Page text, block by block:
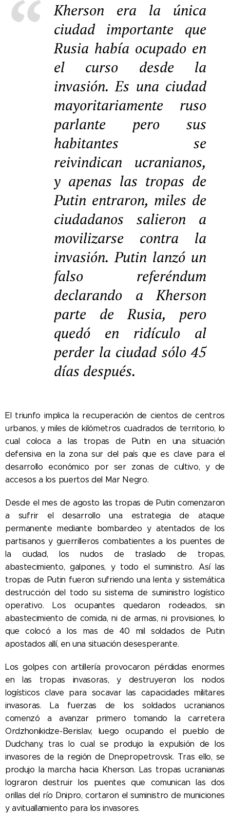
Kherson era la única
ciudad importante que
Rusia había ocupado en
el curso desde la
invasión. Es una ciudad
mayoritariamente ruso
parlante pero sus
habitantes se
reivindican ucranianos,
y apenas las tropas de
Putin entraron, miles de
ciudadanos salieron a
movilizarse contra la
invasión. Putin lanzó un
falso referéndum
declarando a Kherson
parte de Rusia, pero
quedó en ridículo al
perder la ciudad sólo 45
días después.
El triunfo implica la recuperación de cientos de centros
urbanos, y miles de kilómetros cuadrados de territorio, lo
cual coloca a las tropas de Putin en una situación
defensiva en la zona sur del país que es clave para el
desarrollo económico por ser zonas de cultivo, y de
accesos a los puertos del Mar Negro.
Desde el mes de agosto las tropas de Putin comenzaron
a sufrir el desarrollo una estrategia de ataque
permanente mediante bombardeo y atentados de los
partisanos y guerrilleros combatientes a los puentes de
la ciudad, los nudos de traslado de tropas,
abastecimiento, galpones, y todo el suministro. Así las
tropas de Putin fueron sufriendo una lenta y sistemática
destrucción del todo su sistema de suministro logístico
operativo. Los ocupantes quedaron rodeados, sin
abastecimiento de comida, ni de armas, ni provisiones, lo
que colocó a los mas de 40 mil soldados de Putin
apostados allí, en una situación desesperante.
Los golpes con artillería provocaron pérdidas enormes
en las tropas invasoras, y destruyeron los nodos
logísticos clave para socavar las capacidades militares
invasoras. La fuerzas de los soldados ucranianos
comenzó a avanzar primero tomando la carretera
Ordzhonikidze-Berislav, luego ocupando el pueblo de
Dudchany, tras lo cual se produjo la expulsión de los
invasores de la región de Dnepropetrovsk. Tras ello, se
produjo la marcha hacia Kherson. Las tropas ucranianas
lograron destruir los puentes que comunican las dos
orillas del río Dnipro, cortaron el suministro de municiones
y avituallamiento para los invasores.